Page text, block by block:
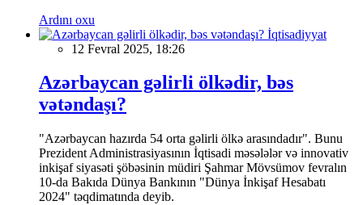
Ardını oxu
İqtisadiyyat
12 Fevral 2025, 18:26
Azərbaycan gəlirli ölkədir, bəs
vətəndaşı?
"Azərbaycan hazırda 54 orta gəlirli ölkə arasındadır". Bunu
Prezident Administrasiyasının İqtisadi məsələlər və innovativ
inkişaf siyasəti şöbəsinin müdiri Şahmar Mövsümov fevralın
10-da Bakıda Dünya Bankının "Dünya İnkişaf Hesabatı
2024" təqdimatında deyib.